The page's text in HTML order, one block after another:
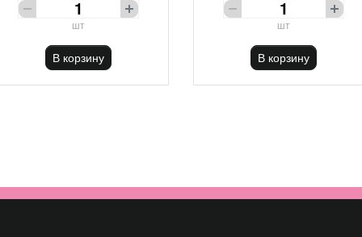
шт
В корзину
шт
В корзину